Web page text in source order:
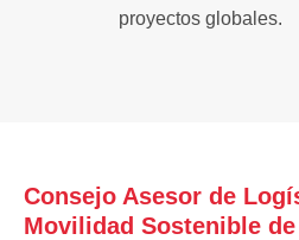
proyectos globales.
Consejo Asesor de
Movilidad Sostenible